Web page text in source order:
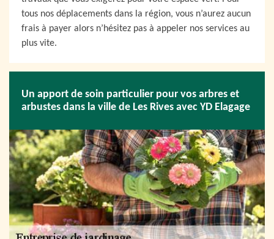
tous nos déplacements dans la région, vous n’aurez aucun
frais à payer alors n’hésitez pas à appeler nos services au
plus vite.
Un apport de soin particulier pour vos arbres et
arbustes dans la ville de Les Rives avec YD Elagage